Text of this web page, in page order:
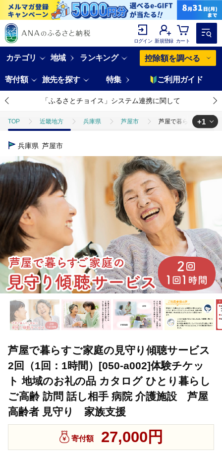
ログイン 新規登録 カート
カテゴリ 地域 ランキング 控除額を調べる
寄付額 旅先を探す 特集 ご利用ガイド
「ふるさとチョイス」システム連携に関して
TOP 近畿地方 兵庫県 芦屋市 芦屋で暮らすご家庭の
TOP
+1
兵庫県 芦屋市
芦屋で暮らすご家庭の見守り傾聴サービス
2回（1回：1時間）[050-a002]体験チケッ
ト 地域のお礼の品 カタログ ひとり暮らし
ご高齢 訪問 話し相手 病院 介護施設 芦屋
高齢者 見守り 家族支援
寄付額 27,000円